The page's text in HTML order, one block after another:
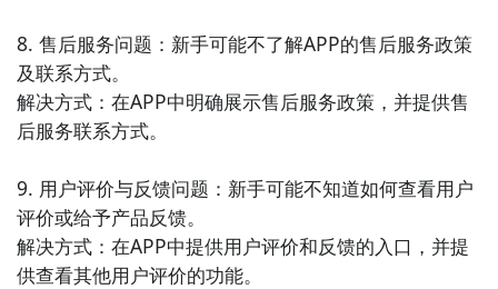
8. 售后服务问题：新手可能不了解APP的售后服务政策
及联系方式。
解决方式：在APP中明确展示售后服务政策，并提供售
后服务联系方式。
9. 用户评价与反馈问题：新手可能不知道如何查看用户
评价或给予产品反馈。
解决方式：在APP中提供用户评价和反馈的入口，并提
供查看其他用户评价的功能。